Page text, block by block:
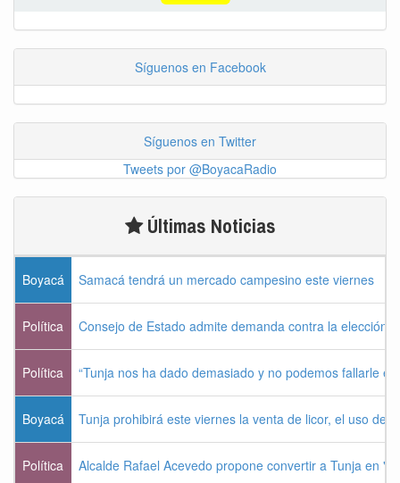
Síguenos en Facebook
Síguenos en Twitter
Tweets por @BoyacaRadio
Últimas Noticias
Boyacá Samacá tendrá un mercado campesino este viernes
Política Consejo de Estado admite demanda contra la elección
Política “Tunja nos ha dado demasiado y no podemos fallarle
Boyacá Tunja prohibirá este viernes la venta de licor, el uso de
Política Alcalde Rafael Acevedo propone convertir a Tunja en